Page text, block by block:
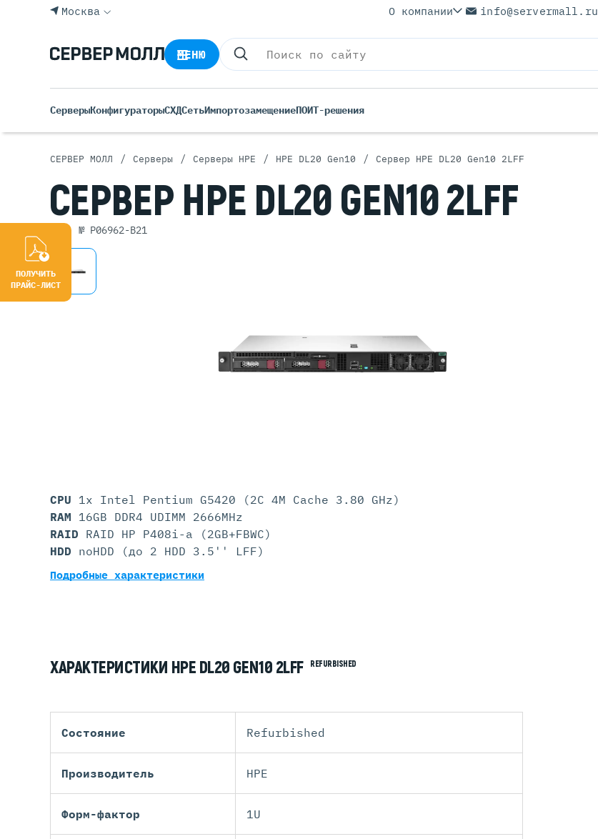
Rack Серверы
Tower Серверы
Серверы Lenovo
Серверы XFusion
Серверы DELL
Москва О компании info@servermall.ru
МЕНЮ
СерверыКонфигураторыСХДСетьИмпортозамещениеПОИТ-решения
СЕРВЕР МОЛЛ / Серверы / Серверы HPE / HPE DL20 Gen10 / Сервер HPE DL20 Gen10 2LFF
СЕРВЕР HPE DL20 GEN102LFF
арт. № P06962-B21
CPU 1x Intel Pentium G5420 (2C 4M Cache 3.80 GHz)
RAM 16GB DDR4 UDIMM 2666MHz
RAID RAID HP P408i-a (2GB+FBWC)
HDD noHDD (до 2 HDD 3.5'' LFF)
Подробные характеристики
ХАРАКТЕРИСТИКИ HPE DL20 GEN10 2LFF REFURBISHED
Состояние Refurbished
Производитель HPE
Форм-фактор 1U
ПОЛУЧИТЬ
ПРАЙС-ЛИСТ